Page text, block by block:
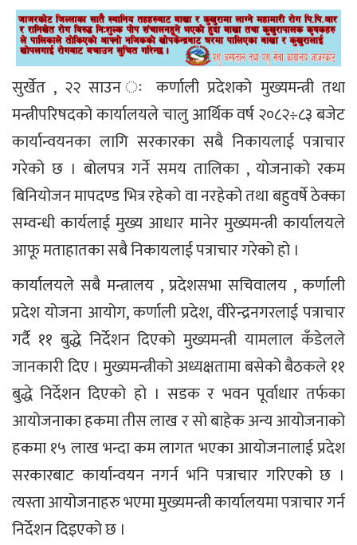
सुर्खेत , २२ साउन ः कर्णाली प्रदेशको मुख्यमन्त्री तथा
मन्त्रीपरिषदको कार्यालयले चालु आर्थिक वर्ष २०८२÷८३ बजेट
कार्यान्वयनका लागि सरकारका सबै निकायलाई पत्राचार
गरेको छ । बोलपत्र गर्ने समय तालिका , योजनाको रकम
बिनियोजन मापदण्ड भित्र रहेको वा नरहेको तथा बहुवर्षे ठेक्का
सम्वन्धी कार्यलाई मुख्य आधार मानेर मुख्यमन्त्री कार्यालयले
आफू मताहातका सबै निकायलाई पत्राचार गरेको हो ।
कार्यालयले सबै मन्त्रालय , प्रदेशसभा सचिवालय , कर्णाली
प्रदेश योजना आयोग, कर्णाली प्रदेश, वीरेन्द्रनगरलाई पत्राचार
गर्दै ११ बुद्धे निर्देशन दिएको मुख्यमन्त्री यामलाल कँडेलले
जानकारी दिए । मुख्यमन्त्रीको अध्यक्षतामा बसेको बैठकले ११
बुद्धे निर्देशन दिएको हो । सडक र भवन पूर्वाधार तर्फका
आयोजनाका हकमा तीस लाख र सो बाहेक अन्य आयोजनाको
हकमा १५ लाख भन्दा कम लागत भएका आयोजनालाई प्रदेश
सरकारबाट कार्यान्वयन नगर्न भनि पत्राचार गरिएको छ ।
त्यस्ता आयोजनाहरु भएमा मुख्यमन्त्री कार्यालयमा पत्राचार गर्न
निर्देशन दिइएको छ ।